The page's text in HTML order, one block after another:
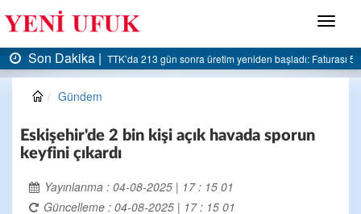
Menü
milyar liraya dayandı
Son Dakika | AK Parti Ereğli İlçe Başkanlığı’ndan belediyeye sert
Gündem
Eskişehir'de 2 bin kişi açık havada sporun
keyfini çıkardı
Yayınlanma : 04-08-2025 | 17 : 15 01
Güncelleme : 04-08-2025 | 17 : 15 01